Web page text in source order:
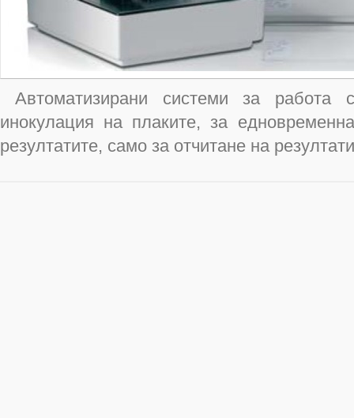
Автоматизирани системи за
инокулация на плаките, за
резултатите, само за отчитане на